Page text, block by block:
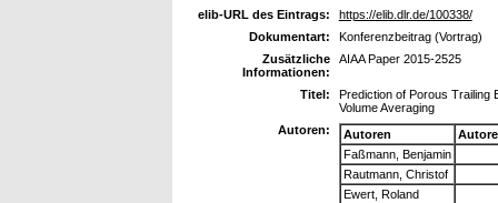
elib-URL des Eintrags:
https://elib.dlr.de/100338/
Dokumentart:
Konferenzbeitrag (Vortrag)
Zusätzliche
Informationen:
AIAA Paper 2015-2525
Titel:
Prediction of Porous Trailing
Volume Averaging
Autoren:
Autoren
Faßmann, Benjamin
Rautmann, Christof
Ewert, Roland